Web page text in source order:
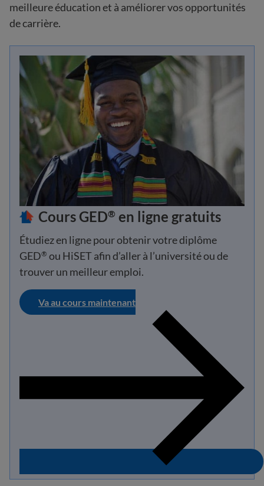
meilleure éducation et à améliorer vos opportunités
de carrière.
Cours GED® en ligne gratuits
Étudiez en ligne pour obtenir votre diplôme
GED® ou HiSET afin d’aller à l’université ou de
trouver un meilleur emploi.
Va au cours maintenant